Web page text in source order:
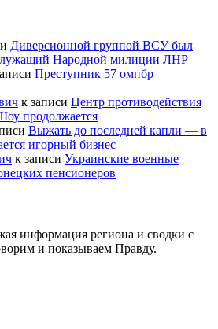
Диверсионной группой ВСУ был
Народной милиции ЛНР
Преступник 57 омпбр
к записи Центр противодействия
продолжается
Выжать до последней капли — в
игорный бизнес
к записи Украинские военные
пенсионеров
информация региона и сводки с
и показываем Правду.